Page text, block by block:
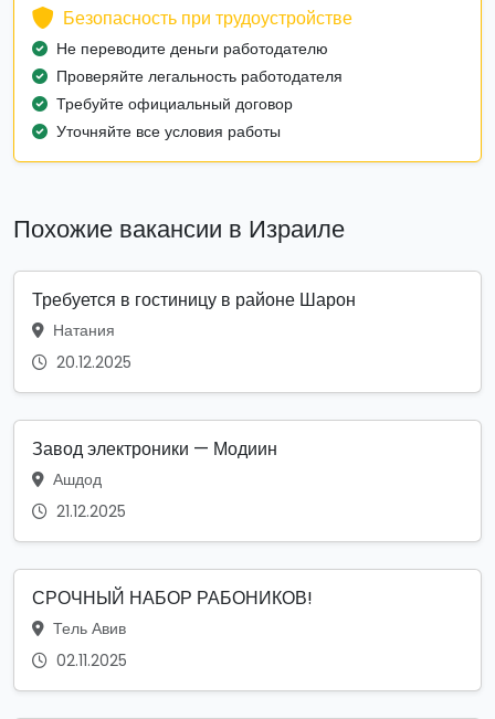
Безопасность при трудоустройстве
Не переводите деньги работодателю
Проверяйте легальность работодателя
Требуйте официальный договор
Уточняйте все условия работы
Похожие вакансии в Израиле
Требуется в гостиницу в районе Шарон
Натания
20.12.2025
Завод электроники — Модиин
Ашдод
21.12.2025
СРОЧНЫЙ НАБОР РАБОНИКОВ!
Тель Авив
02.11.2025